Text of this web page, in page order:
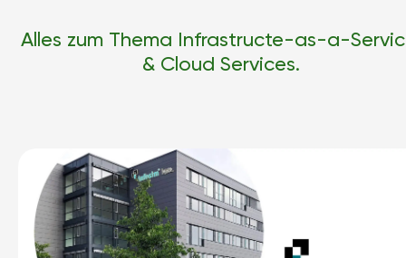
Alles zum Thema Infrastructe-as-a-
& Cloud Services.